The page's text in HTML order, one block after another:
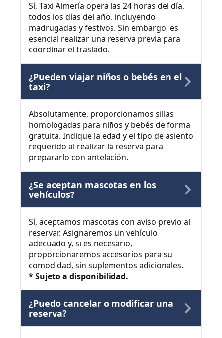
Sí, Taxi Almería opera las 24 horas del día,
todos los días del año, incluyendo
madrugadas y festivos. Sin embargo, es
esencial realizar una reserva previa para
coordinar el traslado.
¿Pueden viajar niños o bebés en el
taxi?
Absolutamente, proporcionamos sillas
homologadas para niños y bebés de forma
gratuita. Indique la edad y el tipo de asiento
requerido al realizar la reserva para
prepararlo con antelación.
¿Se aceptan mascotas en los
vehículos?
Sí, aceptamos mascotas con aviso previo al
reservar. Asignaremos un vehículo
adecuado y, si es necesario,
proporcionaremos accesorios para su
comodidad, sin suplementos adicionales.
* Sujeto a disponibilidad.
¿Puedo cancelar o modificar una
reserva?